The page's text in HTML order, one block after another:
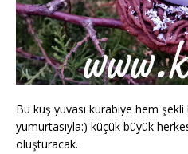
Bu kuş yuvası kurabiye hem şekli
yumurtasıyla:) küçük büyük
oluşturacak.